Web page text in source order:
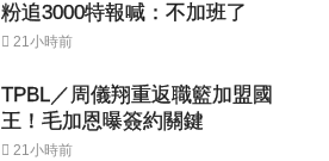
粉追3000特報喊：不加班了
21小時前
TPBL／周儀翔重返職籃加盟國
王！毛加恩曝簽約關鍵
21小時前